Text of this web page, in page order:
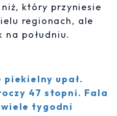
który przyniesie
regionach, ale
na południu.
piekielny upał.
47 stopni. Fala
wiele tygodni